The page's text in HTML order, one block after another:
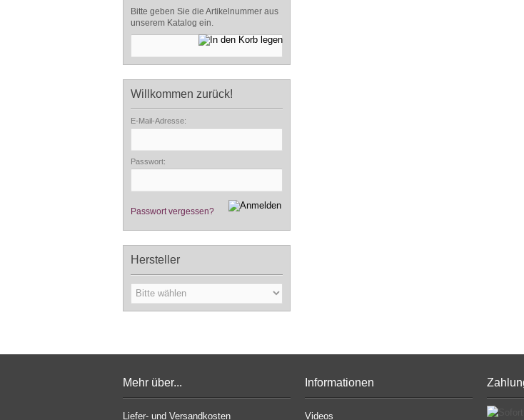
Bitte geben Sie die Artikelnummer aus
unserem Katalog ein.
Willkommen zurück!
E-Mail-Adresse:
Passwort:
Passwort vergessen?
Hersteller
Mehr über...
Liefer- und Versandkosten
Informationen
Videos